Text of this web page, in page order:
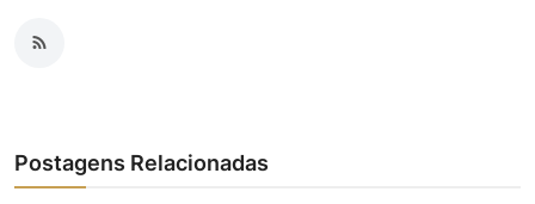
Postagens Relacionadas